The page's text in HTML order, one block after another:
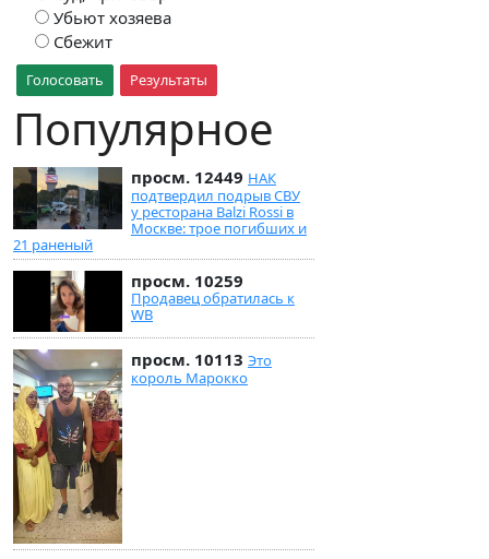
Убьют хозяева
Сбежит
Голосовать Результаты
Популярное
просм. 12449 НАК
подтвердил подрыв СВУ
у ресторана Balzi Rossi в
Москве: трое погибших и
21 раненый
просм. 10259
Продавец обратилась к
WB
просм. 10113 Это
король Марокко